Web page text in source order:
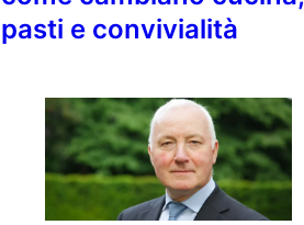
pasti e convivialità